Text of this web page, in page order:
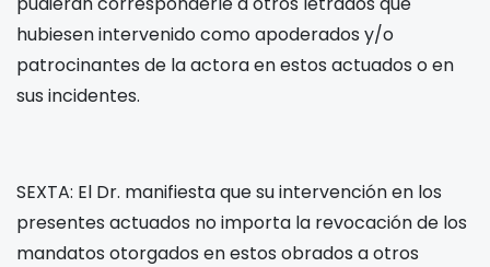
hubiesen intervenido como apoderados y/o
patrocinantes de la actora en estos actuados o en
sus incidentes.
SEXTA: El Dr. manifiesta que su intervención en los
presentes actuados no importa la revocación de los
mandatos otorgados en estos obrados a otros